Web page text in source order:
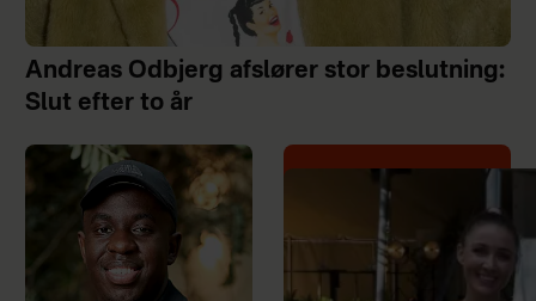
Andreas Odbjerg afslører stor beslutning:
Slut efter to år